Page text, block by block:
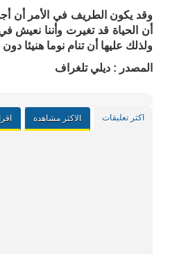
وقد يكون الطريف في الأمر أن
أن الحياة قد تغيرت وأننا نعيش
ولذلك عليها أن تنام نوما هنيئا
المصدر : ديلي تلغراف
اكثر تعليقات الاكثر مشاهدة